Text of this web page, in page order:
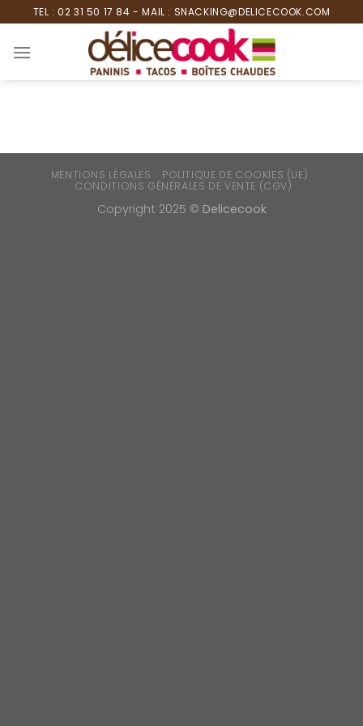
to
content
TEL : 02 31 50 17 84 - MAIL : SNACKING@DELICECOOK.COM
MENTIONS LÉGALES
POLITIQUE DE COOKIES (UE)
CONDITIONS GÉNÉRALES DE VENTE (CGV)
Copyright 2025 © Delicecook